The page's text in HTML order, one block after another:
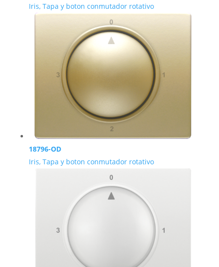
Iris, Tapa y boton conmutador rotativo
18796-OD
Iris, Tapa y boton conmutador rotativo